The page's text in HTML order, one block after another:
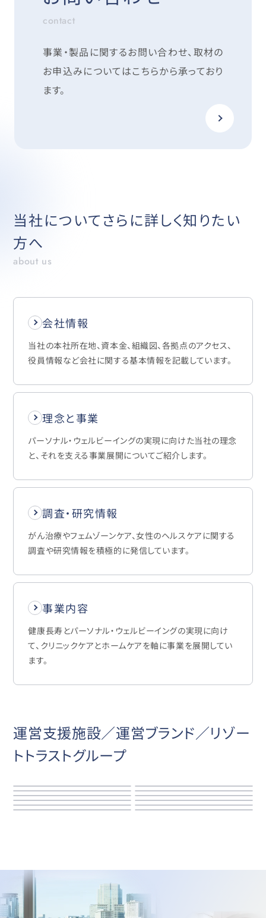
contact
事業・製品に関するお問い合わせ、取材の
お申込みについてはこちらから承っており
ます。
当社についてさらに詳しく知りたい
方へ
about us
会社情報
当社の本社所在地、資本金、組織図、各拠点のアクセス、
役員情報など会社に関する基本情報を記載しています。
理念と事業
パーソナル・ウェルビーイングの実現に向けた当社の理念
と、それを支える事業展開についてご紹介します。
調査・研究情報
がん治療やフェムゾーンケア、女性のヘルスケアに関する
調査や研究情報を積極的に発信しています。
事業内容
健康長寿とパーソナル・ウェルビーイングの実現に向け
て、クリニックケアとホームケアを軸に事業を展開してい
ます。
運営支援施設／運営ブランド／リゾー
トトラストグループ